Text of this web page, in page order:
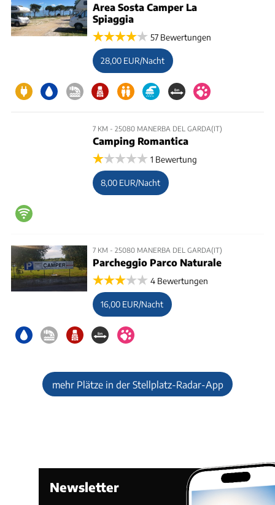
Area Sosta Camper La
Spiaggia
57 Bewertungen
28,00 EUR/Nacht
7 KM - 25080 MANERBA DEL GARDA(IT)
Camping Romantica
1 Bewertung
8,00 EUR/Nacht
7 KM - 25080 MANERBA DEL GARDA(IT)
Parcheggio Parco Naturale
4 Bewertungen
16,00 EUR/Nacht
mehr Plätze in der Stellplatz-Radar-App
Newsletter